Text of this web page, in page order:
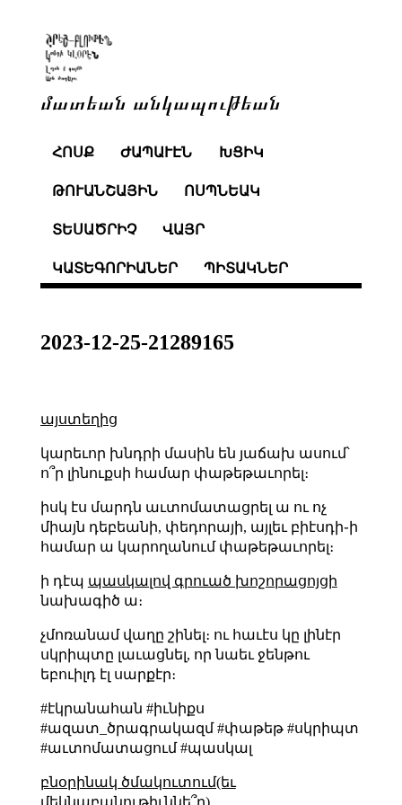
մատեան անկապութեան
ՀՈՍՔ ԺԱՊԱՒԷՆ ԽՑԻԿ
ԹՈՒԱՆՇԱՅԻՆ ՈՍՊՆԵԱԿ
ՏԵՍԱԾՐԻՉ ՎԱՅՐ
ԿԱՏԵԳՈՐԻԱՆԵՐ ՊԻՏԱԿՆԵՐ
2023-12-25-21289165
այստեղից
կարեւոր խնդրի մասին են յաճախ ասում՝
ո՞ր լինուքսի համար փաթեթաւորել։
իսկ էս մարդն աւտոմատացրել ա ու ոչ
միայն դեբեանի, փեդորայի, այլեւ բիէսդի֊ի
համար ա կարողանում փաթեթաւորել։
ի դէպ պասկալով գրուած խոշորացոյցի
նախագիծ ա։
չմոռանամ վաղը շինել։ ու հաւէս կը լինէր
սկրիպտը լաւացնել, որ նաեւ ջենթու
եբուիլդ էլ սարքէր։
#էկրանահան #իւնիքս
#ազատ_ծրագրակազմ #փաթեթ #սկրիպտ
#աւտոմատացում #պասկալ
բնօրինակ ծմակուտում(եւ
մեկնաբանութիւննե՞ր)